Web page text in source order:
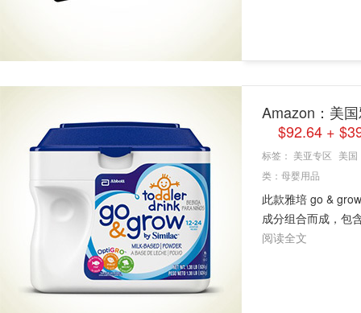
Amazon：美
$92.64 +
标签： 美亚专区 美国
类： 母婴用品
此款雅培 go &
成分组合而成，包
阅读全文